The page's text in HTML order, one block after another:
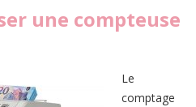
une compteuse
Le
comptage